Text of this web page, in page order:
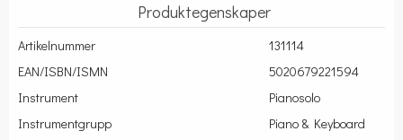
Produktegenskaper
Artikelnummer
131114
EAN/ISBN/ISMN
5020679221594
Instrument
Pianosolo
Instrumentgrupp
Piano & Keyboard